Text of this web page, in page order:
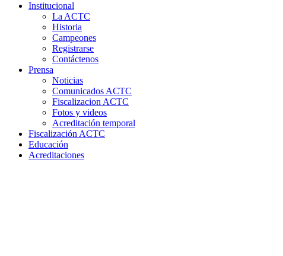
Institucional
La ACTC
Historia
Campeones
Registrarse
Contáctenos
Prensa
Noticias
Comunicados ACTC
Fiscalizacion ACTC
Fotos y videos
Acreditación temporal
Fiscalización ACTC
Educación
Acreditaciones